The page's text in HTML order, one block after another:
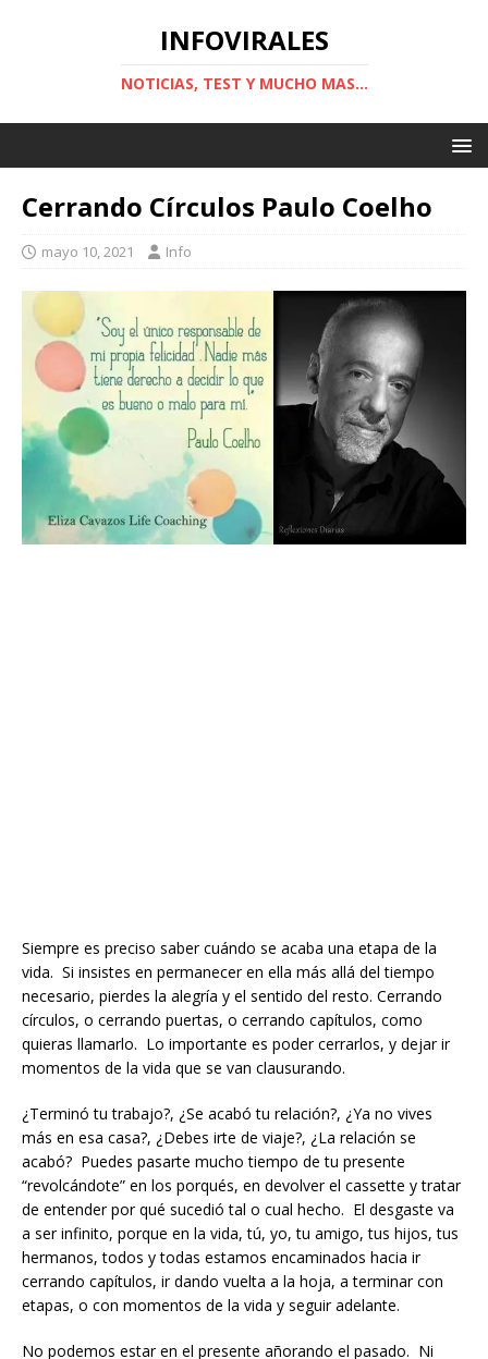
INFOVIRALES
NOTICIAS, TEST Y MUCHO MAS...
Cerrando Círculos Paulo Coelho
mayo 10, 2021 Info
Siempre es preciso saber cuándo se acaba una etapa de la
vida. Si insistes en permanecer en ella más allá del tiempo
necesario, pierdes la alegría y el sentido del resto. Cerrando
círculos, o cerrando puertas, o cerrando capítulos, como
quieras llamarlo. Lo importante es poder cerrarlos, y dejar ir
momentos de la vida que se van clausurando.
¿Terminó tu trabajo?, ¿Se acabó tu relación?, ¿Ya no vives
más en esa casa?, ¿Debes irte de viaje?, ¿La relación se
acabó? Puedes pasarte mucho tiempo de tu presente
“revolcándote” en los porqués, en devolver el cassette y tratar
de entender por qué sucedió tal o cual hecho. El desgaste va
a ser infinito, porque en la vida, tú, yo, tu amigo, tus hijos, tus
hermanos, todos y todas estamos encaminados hacia ir
cerrando capítulos, ir dando vuelta a la hoja, a terminar con
etapas, o con momentos de la vida y seguir adelante.
No podemos estar en el presente añorando el pasado. Ni